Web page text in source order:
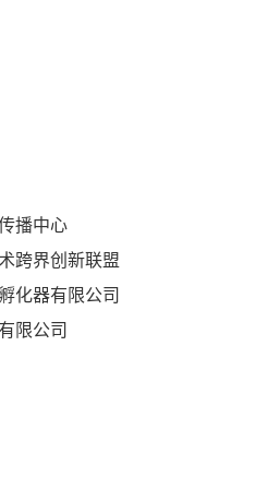
播中心
跨界创新联盟
化器有限公司
限公司